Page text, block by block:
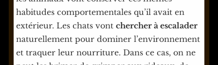
habitudes comportementales qu’il avait en
extérieur. Les chats vont chercher à escalader
naturellement pour dominer l’environnement
et traquer leur nourriture. Dans ce cas, on ne